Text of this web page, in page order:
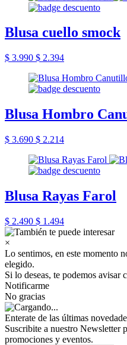
Blusa cuello smock
$ 3.990 $ 2.394
Blusa Hombro
$ 3.690 $ 2.214
Blusa Rayas Farol
$ 2.490 $ 1.494
×
Lo sentimos, en este momento
elegido.
Si lo deseas, te podemos avisar
Notificarme
No gracias
Enterate de las últimas
Suscribite a nuestro Newsletter
promociones y eventos.